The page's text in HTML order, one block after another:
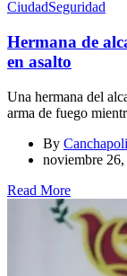
CiudadSeguridad
Hermana de
en asalto
Una hermana del
arma de fuego
By
noviembre
Read More